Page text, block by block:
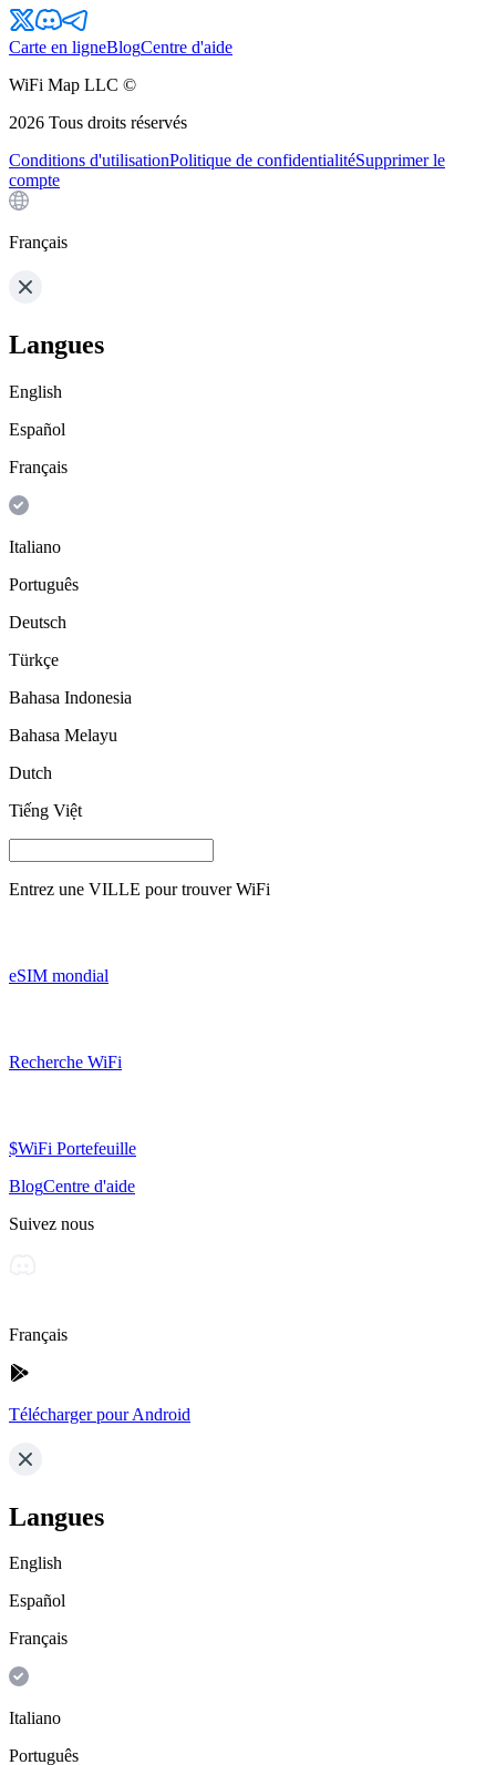
Carte en ligneBlogCentre d'aide
WiFi Map LLC ©
2026 Tous droits réservés
Conditions d'utilisationPolitique de confidentialitéSupprimer le
compte
Français
Langues
English
Español
Français
Italiano
Português
Deutsch
Türkçe
Bahasa Indonesia
Bahasa Melayu
Dutch
Tiếng Việt
Entrez une VILLE pour trouver WiFi
eSIM mondial
Recherche WiFi
$WiFi Portefeuille
BlogCentre d'aide
Suivez nous
Français
Télécharger pour Android
Langues
English
Español
Français
Italiano
Português